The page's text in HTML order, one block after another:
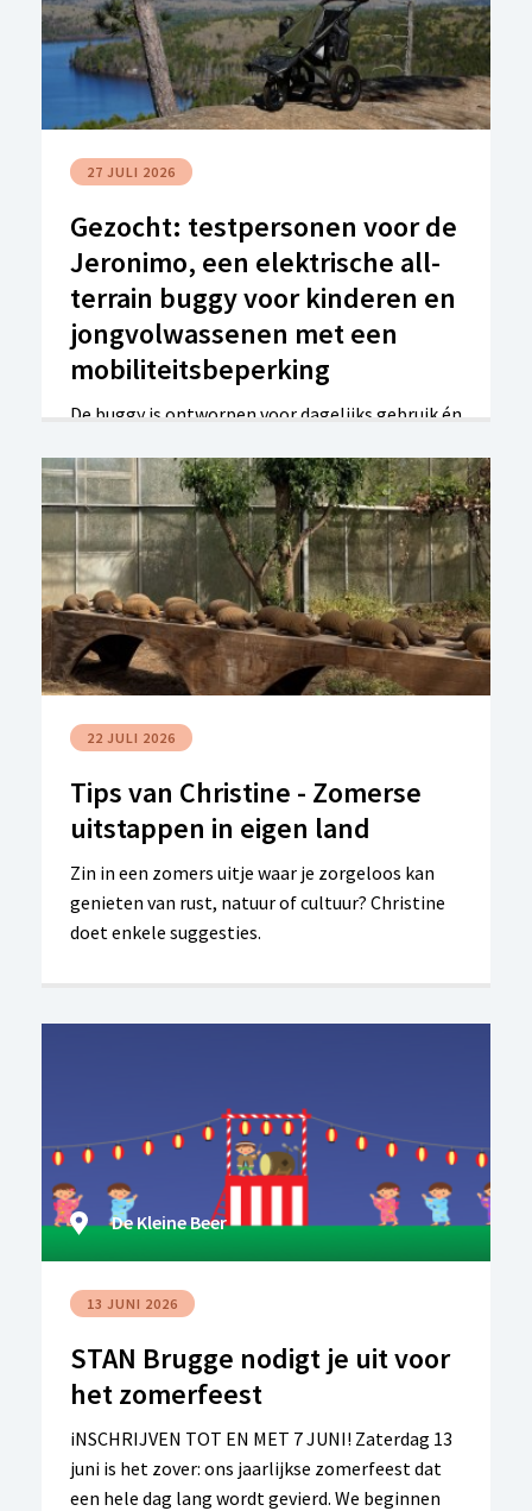
27 JULI 2026
Gezocht: testpersonen voor de
Jeronimo, een elektrische all-
terrain buggy voor kinderen en
jongvolwassenen met een
mobiliteitsbeperking
De buggy is ontworpen voor dagelijks gebruik én
grindwegen, bospaden en onverharde wegen.
Dankzij de elektrische ondersteuning, grote
terreinwielen en ruime, aanpasbare zit moet de
Jeronimo gezinnen opnieuw meer vrijheid
geven om samen op pad te gaan. Wil je de buggy
graag mee testen? Lees dan verder.
22 JULI 2026
Tips van Christine - Zomerse
uitstappen in eigen land
Zin in een zomers uitje waar je zorgeloos kan
genieten van rust, natuur of cultuur? Christine
doet enkele suggesties.
De Kleine Beer
13 JUNI 2026
STAN Brugge nodigt je uit voor
het zomerfeest
iNSCHRIJVEN TOT EN MET 7 JUNI! Zaterdag 13
juni is het zover: ons jaarlijkse zomerfeest dat
een hele dag lang wordt gevierd. We beginnen